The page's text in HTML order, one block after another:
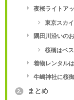
夜桜ライトア
東京スカ
隅田川沿いの
桜橋はベ
着物レンタル
牛嶋神社に桜
2. まとめ